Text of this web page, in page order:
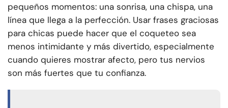
pequeños momentos: una sonrisa, una chispa, una
línea que llega a la perfección. Usar frases graciosas
para chicas puede hacer que el coqueteo sea
menos intimidante y más divertido, especialmente
cuando quieres mostrar afecto, pero tus nervios
son más fuertes que tu confianza.